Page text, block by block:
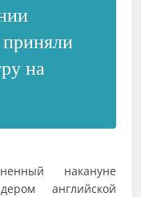
на
накануне
английской